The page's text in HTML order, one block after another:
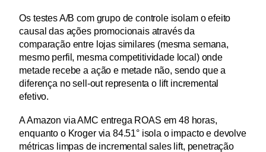
Os testes A/B com grupo de controle isolam o efeito
causal das ações promocionais através da
comparação entre lojas similares (mesma semana,
mesmo perfil, mesma competitividade local) onde
metade recebe a ação e metade não, sendo que a
diferença no sell-out representa o lift incremental
efetivo.
A Amazon via AMC entrega ROAS em 48 horas,
enquanto o Kroger via 84.51° isola o impacto e devolve
métricas limpas de incremental sales lift, penetração